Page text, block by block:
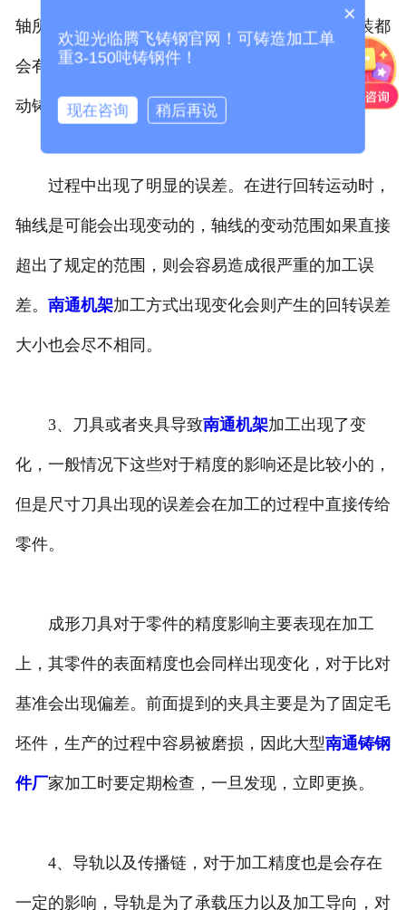
轴所产生的，这就是属于基准对于其他配件的安装都
会有指导作用。所有配件安装好之后，主轴会直接带
动铸钢件或者刀具等进行回转远东，在回转的
过程中出现了明显的误差。在进行回转运动时，
轴线是可能会出现变动的，轴线的变动范围如果直接
超出了规定的范围，则会容易造成很严重的加工误
差。 南通机架加工方式出现变化会则产生的回转误差
大小也会尽不相同。
3、刀具或者夹具导致南通机架加工出现了变
化，一般情况下这些对于精度的影响还是比较小的，
但是尺寸刀具出现的误差会在加工的过程中直接传给
零件。
成形刀具对于零件的精度影响主要表现在加工
上，其零件的表面精度也会同样出现变化，对于比对
基准会出现偏差。前面提到的夹具主要是为了固定毛
坯件，生产的过程中容易被磨损，因此大型南通铸钢
件厂家加工时要定期检查，一旦发现，立即更换。
4、导轨以及传播链，对于加工精度也是会存在
一定的影响，导轨是为了承载压力以及加工导向，对
×
欢迎光临腾飞铸钢官网！可铸造加工单
重3-150吨铸钢件！
现在咨询 稍后再说